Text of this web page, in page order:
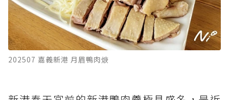
202507 嘉義新港 月眉鴨肉焿